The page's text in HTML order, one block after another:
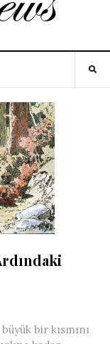
büyük bir kısmını